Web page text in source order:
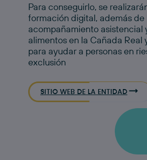
Para conseguirlo, se
formación digital, además de
acompañamiento asistencial
alimentos en la Cañada Real
para ayudar a personas en
exclusión
SITIO WEB DE LA ENTIDAD